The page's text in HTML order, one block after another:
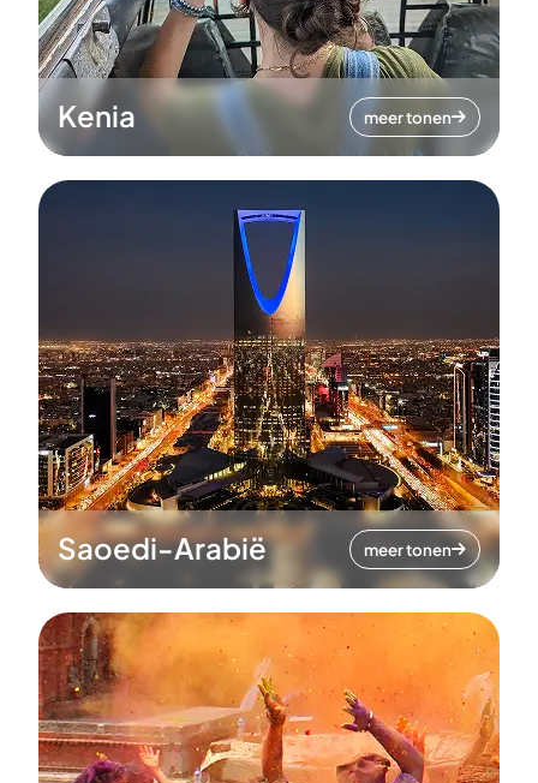
Kenia meer tonen
Saoedi-Arabië meer tonen